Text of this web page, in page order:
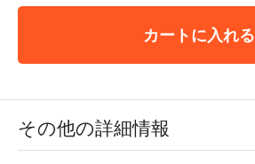
カートに入れる
その他の詳細情報